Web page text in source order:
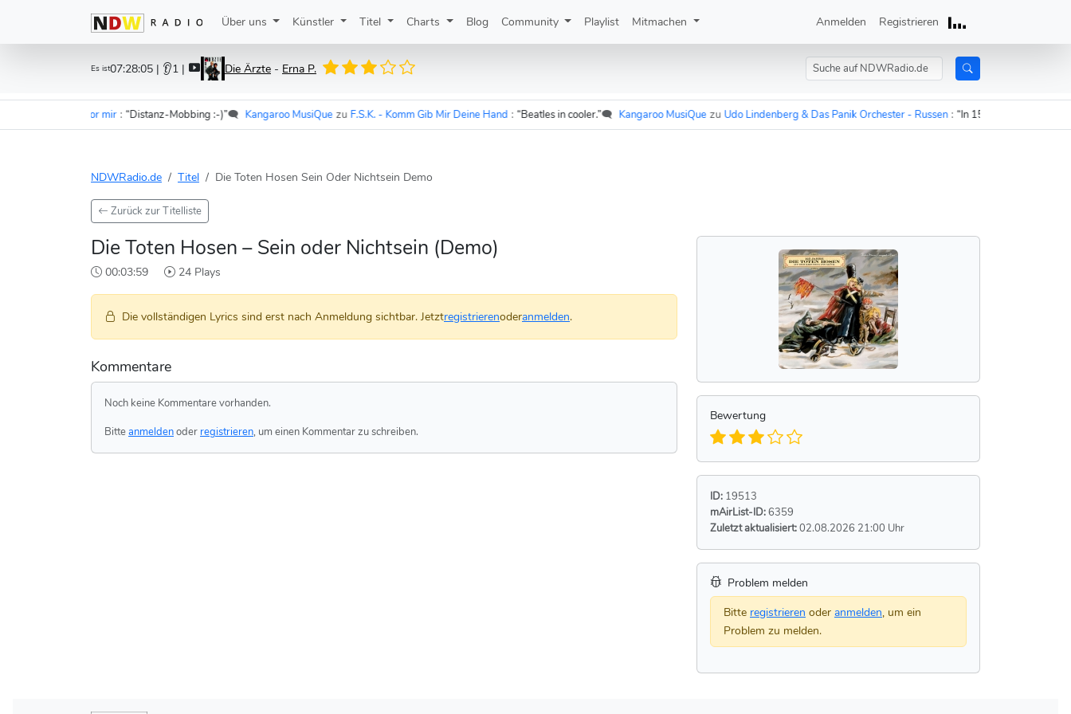
Über uns Künstler Titel Charts Blog Community Playlist Mitmachen Anmelden Registrieren
Es ist07:28:05 | 👂1 | Die Ärzte - Erna P.
Im Wagen vor mir : “Distanz-Mobbing :-)”🗨️ Kangaroo MusiQue zu F.S.K. - Komm Gib Mir Deine Hand : “Beatles in cooler.”🗨️ Kangaroo MusiQue zu Udo Lindenberg & Das Panik Orchester - Russen : “In 15 Minuten sind die
NDWRadio.de Titel Die Toten Hosen Sein Oder Nichtsein Demo
Zurück zur Titelliste
Die Toten Hosen – Sein oder Nichtsein (Demo)
00:03:59 24 Plays
Die vollständigen Lyrics sind erst nach Anmeldung sichtbar. Jetztregistrierenoderanmelden.
Kommentare
Noch keine Kommentare vorhanden.
Bitteanmeldenoder registrieren, um einen Kommentar zu schreiben.
Bewertung
ID: 19513
mAirList-ID:6359
Zuletzt aktualisiert:02.08.2026 21:00 Uhr
Problem melden
Bitte registrieren oder anmelden, um ein
Problem zu melden.